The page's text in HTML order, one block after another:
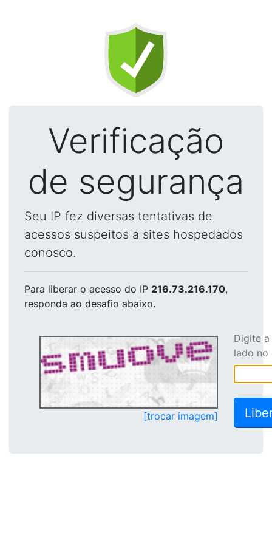
Verificação
de segurança
Seu IP fez diversas tentativas de
acessos suspeitos a sites hospedados
conosco.
Para liberar o acesso do IP 216.73.216.170,
responda ao desafio abaixo.
[trocar imagem]
Digite
lado no